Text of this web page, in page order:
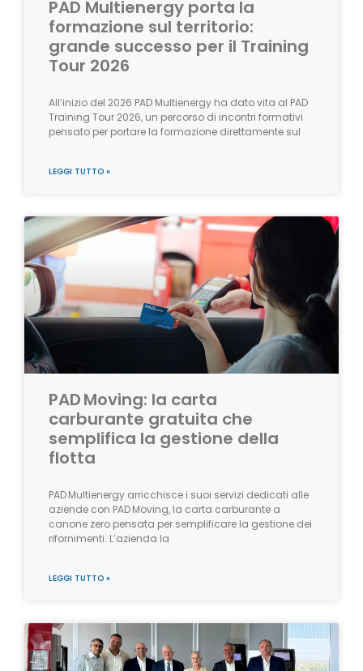
PAD Multienergy porta la
formazione sul territorio:
grande successo per il Training
Tour 2026
All’inizio del 2026 PAD Multienergy ha dato vita al PAD
Training Tour 2026, un percorso di incontri formativi
pensato per portare la formazione direttamente sul
LEGGI TUTTO »
PAD Moving: la carta
carburante gratuita che
semplifica la gestione della
flotta
PAD Multienergy arricchisce i suoi servizi dedicati alle
aziende con PAD Moving, la carta carburante a
canone zero pensata per semplificare la gestione dei
rifornimenti. L’azienda la
LEGGI TUTTO »